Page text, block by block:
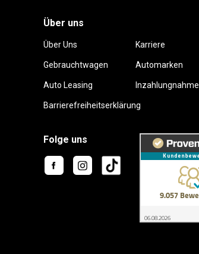
Über uns
Über Uns Karriere
Gebrauchtwagen Automarken
Auto Leasing Inzahlungnahme
Barrierefreiheitserklärung
Folge uns